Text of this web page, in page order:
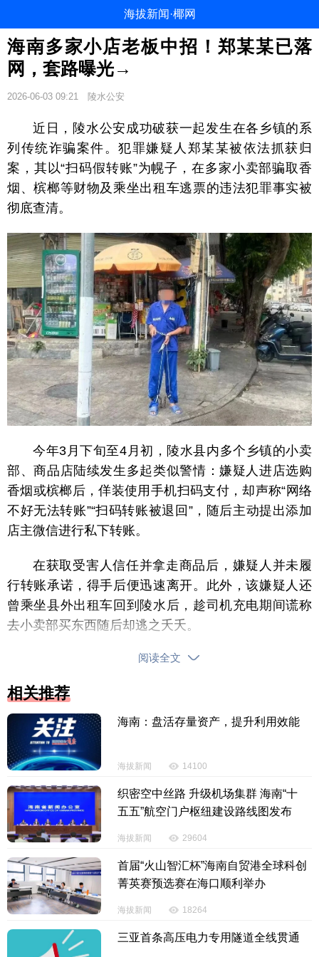
海拔新闻·椰网
海南多家小店老板中招！郑某某已落
网，套路曝光→
2026-06-03 09:21 陵水公安
近日，陵水公安成功破获一起发生在各乡镇的系
列传统诈骗案件。犯罪嫌疑人郑某某被依法抓获归
案，其以“扫码假转账”为幌子，在多家小卖部骗取香
烟、槟榔等财物及乘坐出租车逃票的违法犯罪事实被
彻底查清。
今年3月下旬至4月初，陵水县内多个乡镇的小卖
部、商品店陆续发生多起类似警情：嫌疑人进店选购
香烟或槟榔后，佯装使用手机扫码支付，却声称“网络
不好无法转账”“扫码转账被退回”，随后主动提出添加
店主微信进行私下转账。
在获取受害人信任并拿走商品后，嫌疑人并未履
行转账承诺，得手后便迅速离开。此外，该嫌疑人还
曾乘坐县外出租车回到陵水后，趁司机充电期间谎称
去小卖部买东西随后却逃之夭夭。
短短十余天内，郑某某通过上述手段累计骗走33
乱了正常的市场经营秩序，给基层商户和司机带来了
经济损失。
接到群众报警后，“雷霆专班”立刻开展侦查。办案
民警通过对案发地周边进行排查、走访受害群众并调
取相关交易记录，迅速锁定了犯罪嫌疑人的活动轨迹
及真实身份。4月15日，在掌握充分证据后，办案民警
果断出击，将犯罪嫌疑人郑某某成功抓获。
阅读全文
相关推荐
海南：盘活存量资产，提升利用效能
海拔新闻 14100
织密空中丝路 升级机场集群 海南“十
五五”航空门户枢纽建设路线图发布
海拔新闻 29604
首届“火山智汇杯”海南自贸港全球科创
菁英赛预选赛在海口顺利举办
海拔新闻 18264
三亚首条高压电力专用隧道全线贯通